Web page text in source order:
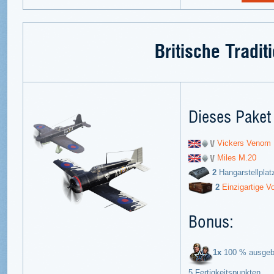
Britische
Dieses
Vickers Venom
Miles M.20
2
2 Einzigartige
Bonus:
1x 100 %